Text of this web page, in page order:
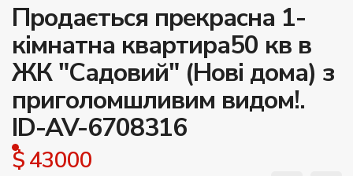
Продається прекрасна 1-
кімнатна квартира50 кв в
ЖК "Садовий" (Нові дома) з
приголомшливим видом!.
ID-AV-6708316
$ 43000